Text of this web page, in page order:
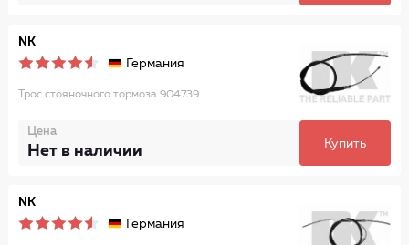
NK
Германия
Трос стояночного тормоза 904739
Цена
Нет в наличии Купить
NK
Германия